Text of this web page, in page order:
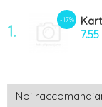
1.
-17%